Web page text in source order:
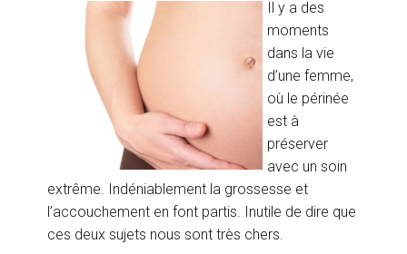
Il y a des
moments
dans la vie
d’une femme,
où le périnée
est à
préserver
avec un soin
extrême. Indéniablement la grossesse et
l’accouchement en font partis. Inutile de dire que
ces deux sujets nous sont très chers.